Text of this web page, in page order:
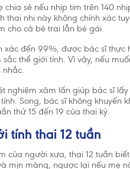
chia sẻ nếu nhịp tim trên 140
thai nhi này không chính xác
cho cả bé trai lẫn bé gái.
xác đến 99%, được bác sĩ
thể giới tính. Vì vậy, nếu
nhắc.
nghiệm xâm lấn giúp bác sĩ
Song, bác sĩ không
thứ 15 đến 19 của thai kỳ.
tính thai 12 tuần
của người xưa, thai 12 tuần
mịn màng, ngược lại nếu mẹ